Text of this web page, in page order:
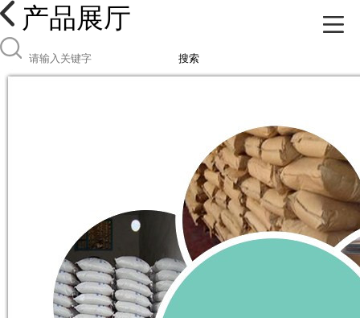
产品展厅
搜索